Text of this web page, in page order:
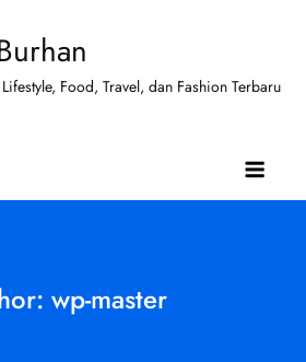
Food, Travel, dan Fashion Terbaru
wp-master